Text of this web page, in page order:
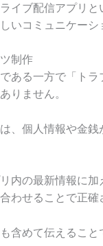
イブ配信アプリ
いコミュニケーシ
制作
ある一方で「ト
りません。
、個人情報や金
内の最新情報に
わせることで正確
含めて伝えるこ